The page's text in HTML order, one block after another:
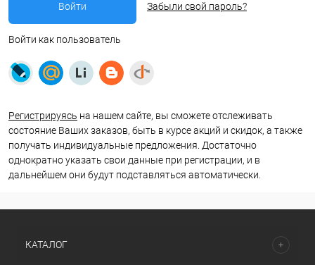
Забыли свой пароль?
Войти как пользователь
Регистрируясь на нашем сайте, вы сможете отслеживать
состояние Ваших заказов, быть в курсе акций и скидок, а также
получать индивидуальные предложения. Достаточно
однократно указать свои данные при регистрации, и в
дальнейшем они будут подставляться автоматически.
КАТАЛОГ